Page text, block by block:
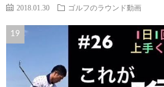
2018.01.30 ゴルフのラウンド動画